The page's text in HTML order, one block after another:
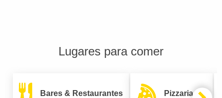
Lugares para comer
Bares & Restaurantes Pizzarias